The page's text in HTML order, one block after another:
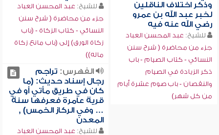
وذكر اختلاف الناقلين
لخبر عبد الله بن عمرو
رضي الله عنه فيه
للشيخ: عبد المحسن العباد
جزء من محاضرة ( شرح سنن
النسائي - كتاب الصيام - باب
ذكر الزيادة في الصيام
والنقصان - باب صوم عشرة أيام
من كل شهر)
للشيخ: عبد المحسن العباد
جزء من محاضرة ( شرح سنن
النسائي - كتاب الزكاة - (باب
زكاة الورق) إلى (باب مانع زكاة
ماله))
الفهرس: تراجم
رجال إسناد حديث: (ما
كان في طريق مأتي أو في
قرية عامرة فعرفها سنة
… وفي الركاز الخمس) ,
المعدن
للشيخ: عبد المحسن العباد